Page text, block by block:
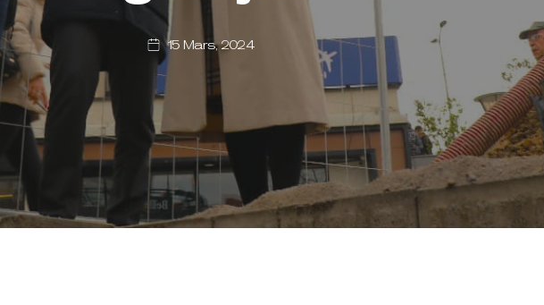
15 Mars, 2024